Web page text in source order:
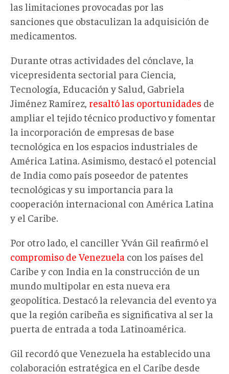
las limitaciones provocadas por las
sanciones que obstaculizan la adquisición de
medicamentos.
Durante otras actividades del cónclave, la
vicepresidenta sectorial para Ciencia,
Tecnología, Educación y Salud , Gabriela
Jiménez Ramírez, resaltó las oportunidades de
ampliar el tejido técnico productivo y fomentar
la incorporación de empresas de base
tecnológica en los espacios industriales de
América Latina. Asimismo, destacó el potencial
de India como país poseedor de patentes
tecnológicas y su importancia para la
cooperación internacional con América Latina
y el Caribe.
Por otro lado, el canciller Yván Gil reafirmó el
compromiso de Venezuela con los países del
Caribe y con India en la construcción de un
mundo multipolar en esta nueva era
geopolítica. Destacó la relevancia del evento ya
que la región caribeña es significativa al ser la
puerta de entrada a toda Latinoamérica.
Gil recordó que Venezuela ha establecido una
colaboración estratégica en el Caribe desde